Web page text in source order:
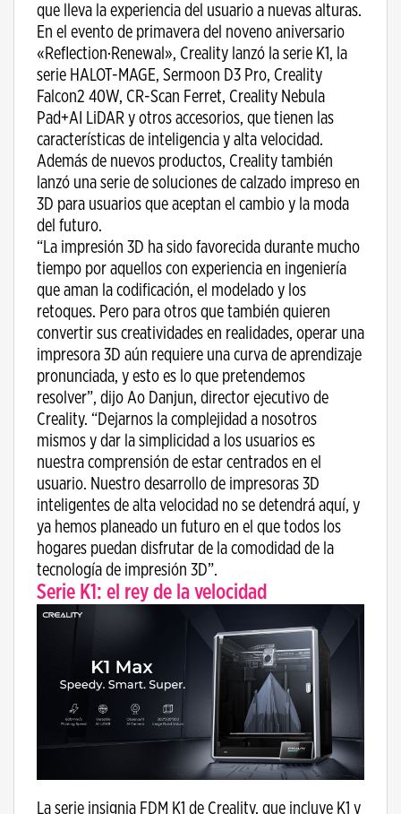
que lleva la experiencia del usuario a nuevas alturas.
En el evento de primavera del noveno aniversario
«Reflection·Renewal», Creality lanzó la serie K1, la
serie HALOT-MAGE, Sermoon D3 Pro, Creality
Falcon2 40W, CR-Scan Ferret, Creality Nebula
Pad+AI LiDAR y otros accesorios, que tienen las
características de inteligencia y alta velocidad.
Además de nuevos productos, Creality también
lanzó una serie de soluciones de calzado impreso en
3D para usuarios que aceptan el cambio y la moda
del futuro.
“La impresión 3D ha sido favorecida durante mucho
tiempo por aquellos con experiencia en ingeniería
que aman la codificación, el modelado y los
retoques. Pero para otros que también quieren
convertir sus creatividades en realidades, operar una
impresora 3D aún requiere una curva de aprendizaje
pronunciada, y esto es lo que pretendemos
resolver”, dijo Ao Danjun, director ejecutivo de
Creality. “Dejarnos la complejidad a nosotros
mismos y dar la simplicidad a los usuarios es
nuestra comprensión de estar centrados en el
usuario. Nuestro desarrollo de impresoras 3D
inteligentes de alta velocidad no se detendrá aquí, y
ya hemos planeado un futuro en el que todos los
hogares puedan disfrutar de la comodidad de la
tecnología de impresión 3D”.
Serie K1: el rey de la velocidad
La serie insignia FDM K1 de Creality, que incluye K1 y